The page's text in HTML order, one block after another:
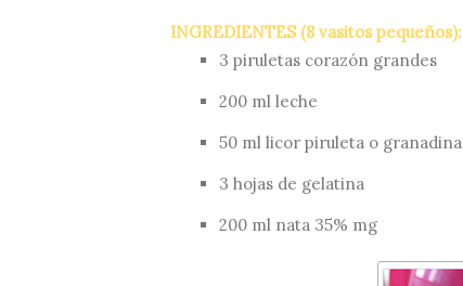
INGREDIENTES (8 vasitos pequeños):
3 piruletas corazón grandes
200 ml leche
50 ml licor piruleta o granadina
3 hojas de gelatina
200 ml nata 35% mg